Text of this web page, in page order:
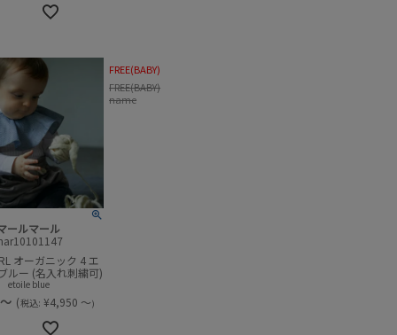
ールマール
オーガニック 4 エ
ルー (名入れ刺繍可)
etoile blue
(税込: ¥4,950 ～)
FREE(BABY)
FREE(BABY)
name